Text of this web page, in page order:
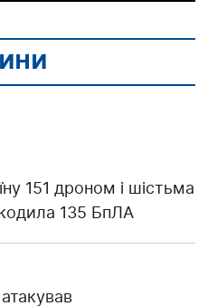
151 дроном і шістьма
135 БпЛА